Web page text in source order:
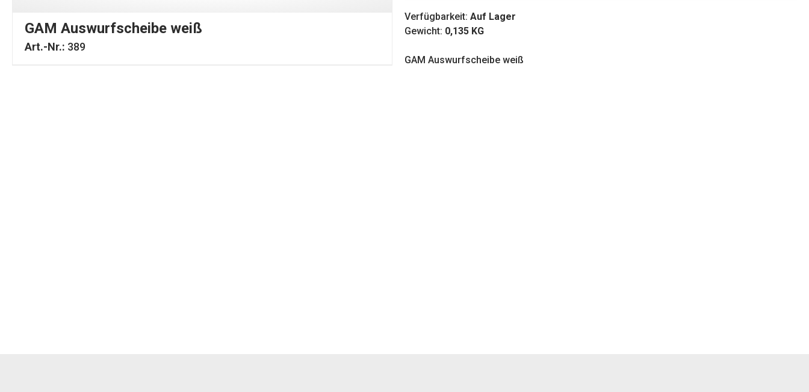
GAM Auswurfscheibe weiß
Art.-Nr.: 389
Verfügbarkeit: Auf Lager
Gewicht: 0,135 KG
GAM Auswurfscheibe weiß